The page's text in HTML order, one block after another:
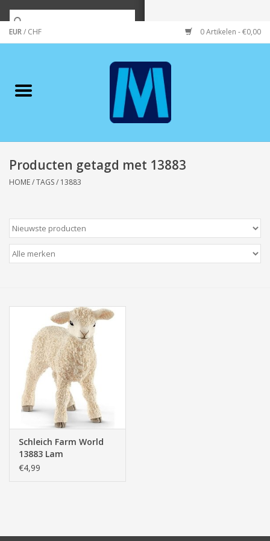
EUR/ CHF 0 Artikelen - €0,00
Merken
Wonen/koken/huishouden
Wenskaarten
Zeeuws/Streek
Boeken
Elektra
Baby & Peuter
Speelgoed & hobby
Cadeau & feest
Producten getagd met 13883
HOME/TAGS/ 13883
Schleich Farm World
13883 Lam
€4,99